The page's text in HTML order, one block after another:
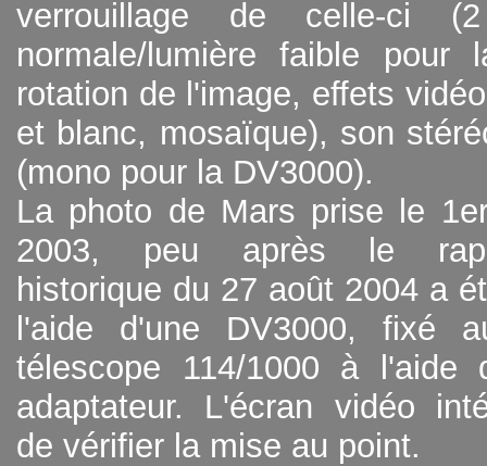
verrouillage de celle-ci
normale/lumière faible pour
rotation de l'image, effets
et blanc, mosaïque), son
(mono pour la DV3000).
La photo de Mars prise le
2003, peu après le
historique du 27 août 2004 a
l'aide d'une DV3000, fixé
télescope 114/1000 à l'aide
adaptateur. L'écran vidéo
de vérifier la mise au point.